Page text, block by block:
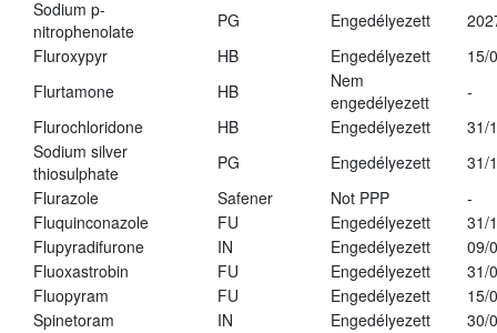
Sodium p-
nitrophenolate
PG Engedélyezett
Fluroxypyr
HB Engedélyezett
15/
Flurtamone
HB
Nem
engedélyezett
-
Flurochloridone
HB Engedélyezett
31/
Sodium silver
thiosulphate
PG Engedélyezett
31/
Flurazole
Safener Not PPP
-
Fluquinconazole
FU Engedélyezett
31/
Flupyradifurone
IN Engedélyezett
09/
Fluoxastrobin
FU Engedélyezett
31/
Fluopyram
FU Engedélyezett
15/
Spinetoram
IN Engedélyezett
30/